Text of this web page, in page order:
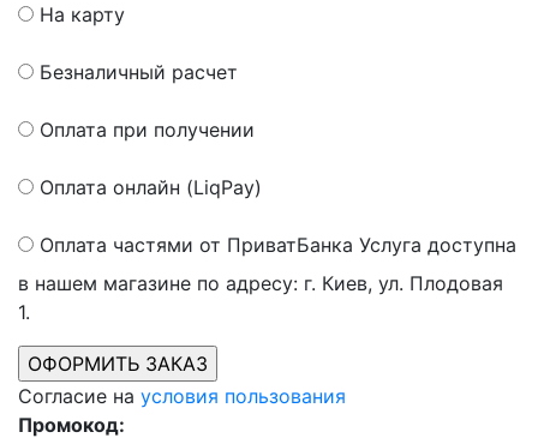
На карту
Безналичный расчет
Оплата при получении
Оплата онлайн (LiqPay)
Оплата частями от ПриватБанка Услуга доступна
в нашем магазине по адресу: г. Киев, ул. Плодовая
1.
Согласие на условия пользования
Промокод: